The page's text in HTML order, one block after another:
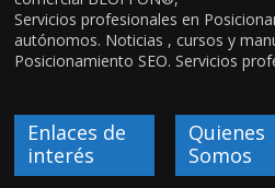
Servicios profesionales en
autónomos. Noticias , cursos y
Posicionamiento SEO. Servicios
Enlaces de
interés
Quienes
Somos